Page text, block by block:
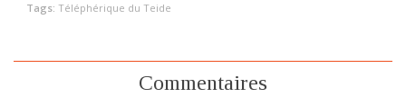
Tags: Téléphérique du Teide
Commentaires